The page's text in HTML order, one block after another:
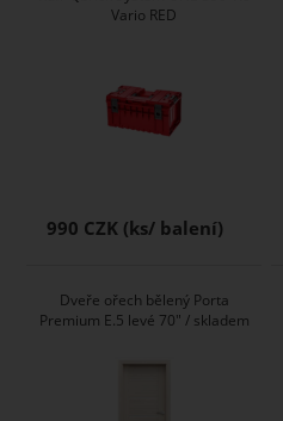
Vario RED
990 CZK
Dveře ořech bělený Porta
Premium E.5 levé 70" / skladem